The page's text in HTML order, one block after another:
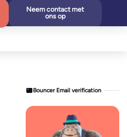
Neem contact met
ons op
Bouncer Email verification